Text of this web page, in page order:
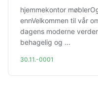
hjemmekontor
ennVelkommen til vår
dagens moderne
behagelig og ...
30.11.-0001